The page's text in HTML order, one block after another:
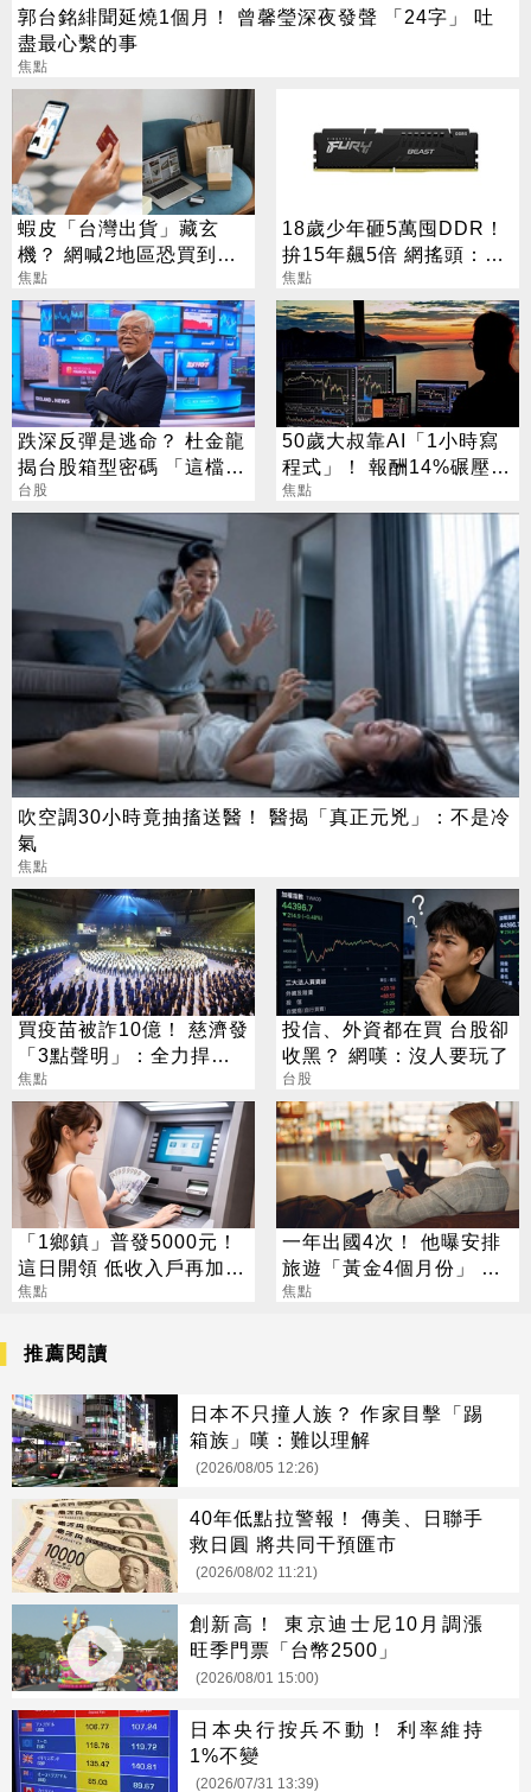
郭台銘緋聞延燒1個月！ 曾馨瑩深夜發聲 「24字」 吐
盡最心繫的事
焦點
蝦皮「台灣出貨」藏玄
機？ 網喊2地區恐買到假
貨 專家揭真相
焦點
18歲少年砸5萬囤DDR！
拚15年飆5倍 網搖頭：會
報廢
焦點
跌深反彈是逃命？ 杜金龍
揭台股箱型密碼 「這檔」
手腳要快
台股
50歲大叔靠AI「1小時寫
程式」！ 報酬14%碾壓標
普 直接辭職去炒股
焦點
吹空調30小時竟抽搐送醫！ 醫揭「真正元兇」：不是冷
氣
焦點
買疫苗被詐10億！ 慈濟發
「3點聲明」：全力捍衛
捐款人權益
焦點
投信、外資都在買 台股卻
收黑？ 網嘆：沒人要玩了
台股
「1鄉鎮」普發5000元！
這日開領 低收入戶再加碼
2000元
焦點
一年出國4次！ 他曝安排
旅遊「黃金4個月份」 卡
對整年活在期待中
焦點
推薦閱讀
日本不只撞人族？ 作家目擊「踢
箱族」嘆：難以理解
(2026/08/05 12:26)
40年低點拉警報！ 傳美、日聯手
救日圓 將共同干預匯市
(2026/08/02 11:21)
創新高！ 東京迪士尼10月調漲
旺季門票「台幣2500」
(2026/08/01 15:00)
日本央行按兵不動！ 利率維持
1%不變
(2026/07/31 13:39)